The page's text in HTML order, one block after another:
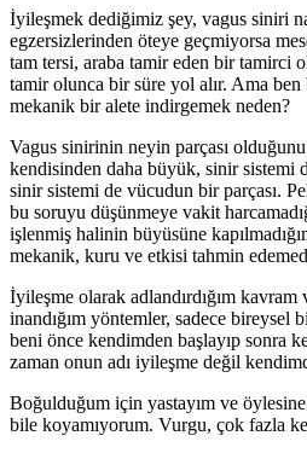
İyileşmek dediğimiz şey, vagus siniri
egzersizlerinden öteye geçmiyorsa
tam tersi, araba tamir eden bir tamirci
tamir olunca bir süre yol alır. Ama
mekanik bir alete indirgemek neden?
Vagus sinirinin neyin parçası
kendisinden daha büyük, sinir sistemi
sinir sistemi de vücudun bir parçası.
bu soruyu düşünmeye vakit
işlenmiş halinin büyüsüne
mekanik, kuru ve etkisi tahmin
İyileşme olarak adlandırdığım kavram
inandığım yöntemler, sadece bireysel
beni önce kendimden başlayıp sonra
zaman onun adı iyileşme değil
Boğulduğum için yastayım ve
bile koyamıyorum. Vurgu, çok fazla